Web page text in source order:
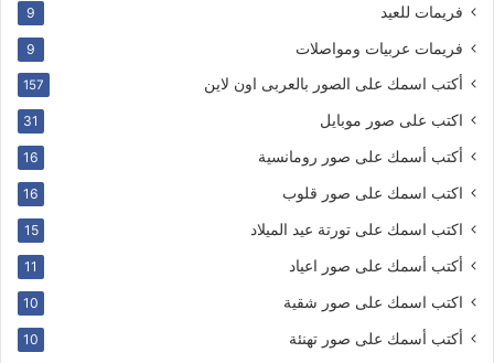
فريمات للعيد 9
فريمات عربيات ومواصلات 9
أكتب اسمك على الصور بالعربى اون لاين 157
اكتب على صور موبايل 31
أكتب أسمك على صور رومانسية 16
اكتب اسمك على صور قلوب 16
اكتب اسمك على تورتة عيد الميلاد 15
أكتب أسمك على صور اعياد 11
اكتب اسمك على صور شقية 10
أكتب أسمك على صور تهنئة 10